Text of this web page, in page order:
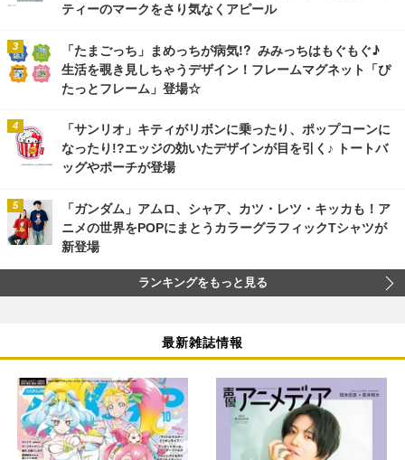
ティーのマークをさり気なくアピール
「たまごっち」まめっちが病気!? みみっちはもぐもぐ♪
生活を覗き見しちゃうデザイン！フレームマグネット「ぴ
たっとフレーム」登場☆
「サンリオ」キティがリボンに乗ったり、ポップコーンに
なったり!?エッジの効いたデザインが目を引く♪ トートバ
ッグやポーチが登場
「ガンダム」アムロ、シャア、カツ・レツ・キッカも！ア
ニメの世界をPOPにまとうカラーグラフィックTシャツが
新登場
ランキングをもっと見る
最新雑誌情報